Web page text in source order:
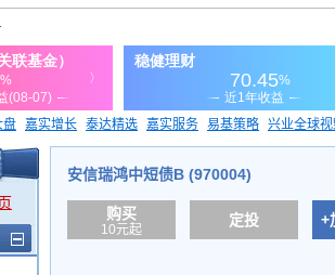
盘 嘉实增长 泰达精选 嘉实服务 易基策略 兴业全球
价值ETF
安信瑞鸿中短债B (970004)
购买
10元起
定投 +